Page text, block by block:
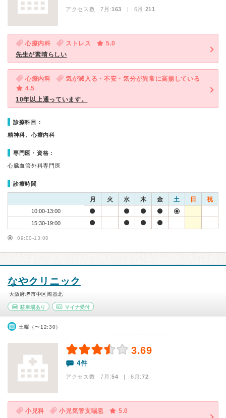
アクセス数 7月:163 | 6月:211
心療内科 ストレス
5.0
先生が素晴らしい
心療内科
気が滅入る・不安・気分が異常に高揚している
4.5
10年以上通っています。
診療科目：
精神科、心療内科
専門医・資格：
心臓血管外科専門医
診療時間
月 火 水 木 金 土 日 祝
10:00-13:00
15:30-19:00
09:00-13:00
なやクリニック
大阪府堺市中区陶器北
駐車場あり マイナ受付
土曜（〜12:30）
3.69
4件
アクセス数 7月:54 | 6月:72
小児科 小児気管支喘息
5.0